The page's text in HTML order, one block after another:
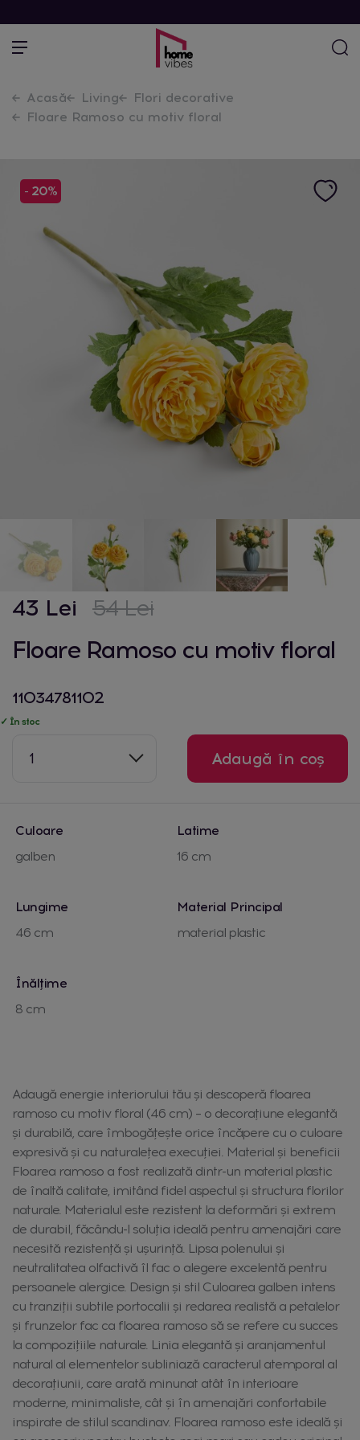
Acasă Living
Flori decorative
Floare Ramoso cu motiv floral
- 20%
43 Lei 54 Lei
Floare Ramoso cu motiv floral
11034781102
✓ În stoc
1 Adaugă în coș
Culoare
galben
Latime
16 cm
Lungime
46 cm
Material Principal
material plastic
Înălțime
8 cm
Adaugă energie interiorului tău și descoperă floarea
ramoso cu motiv floral (46 cm) – o decorațiune elegantă
și durabilă, care îmbogățește orice încăpere cu o culoare
expresivă și cu naturalețea execuției. Material și beneficii
Floarea ramoso a fost realizată dintr-un material plastic
de înaltă calitate, imitând fidel aspectul și structura florilor
naturale. Materialul este rezistent la deformări și extrem
de durabil, făcându-l soluția ideală pentru amenajări care
necesită rezistență și ușurință. Lipsa polenului și
neutralitatea olfactivă îl fac o alegere excelentă pentru
persoanele alergice. Design și stil Culoarea galben intens
cu tranziții subtile portocalii și redarea realistă a petalelor
și frunzelor fac ca floarea ramoso să se refere cu succes
la compozițiile naturale. Linia elegantă și aranjamentul
natural al elementelor subliniază caracterul atemporal al
decorațiunii, care arată minunat atât în interioare
moderne, minimaliste, cât și în amenajări confortabile
inspirate de stilul scandinav. Floarea ramoso este ideală și